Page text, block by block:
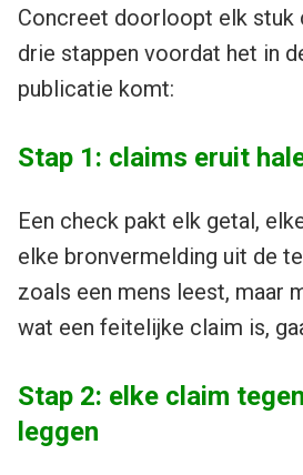
Concreet doorloopt elk stuk
drie stappen voordat het in
publicatie komt:
Stap 1: claims eruit
Een check pakt elk getal,
elke bronvermelding uit de
zoals een mens leest, maar
wat een feitelijke claim is,
Stap 2: elke claim
leggen